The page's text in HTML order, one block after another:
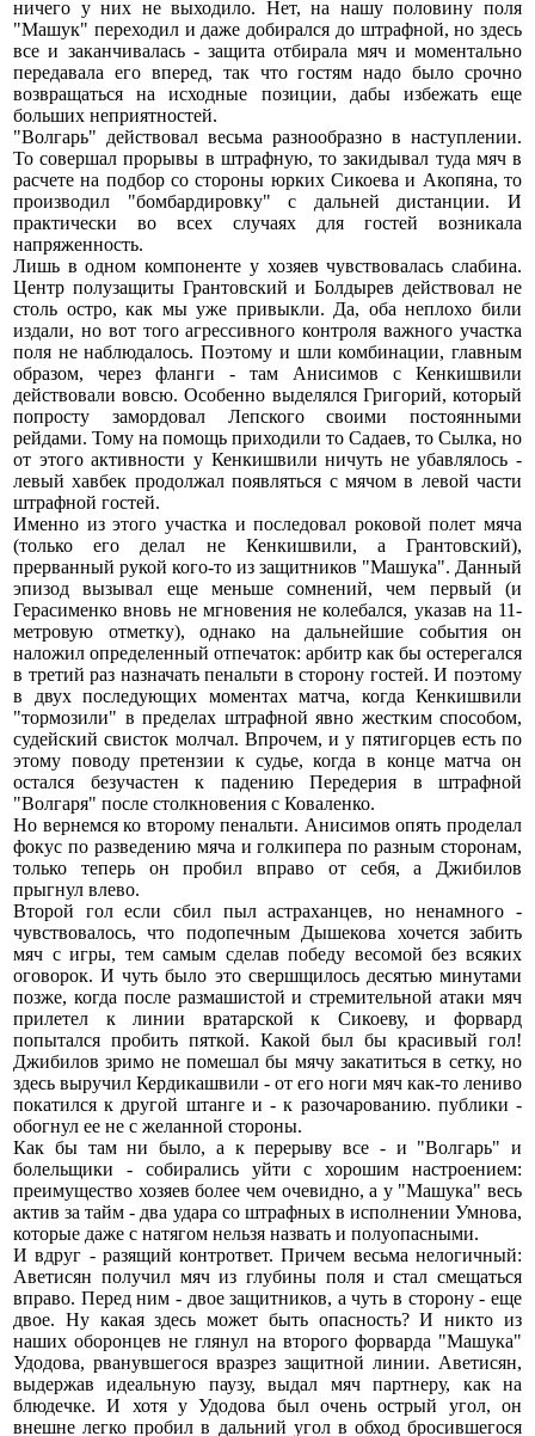
ничего у них не выходило. Нет, на нашу половину поля
"Машук" переходил и даже добирался до штрафной, но здесь
все и заканчивалась - защита отбирала мяч и моментально
передавала его вперед, так что гостям надо было срочно
возвращаться на исходные позиции, дабы избежать еще
больших неприятностей.
"Волгарь" действовал весьма разнообразно в наступлении.
То совершал прорывы в штрафную, то закидывал туда мяч в
расчете на подбор со стороны юрких Сикоева и Акопяна, то
производил "бомбардировку" с дальней дистанции. И
практически во всех случаях для гостей возникала
напряженность.
Лишь в одном компоненте у хозяев чувствовалась слабина.
Центр полузащиты Грантовский и Болдырев действовал не
столь остро, как мы уже привыкли. Да, оба неплохо били
издали, но вот того агрессивного контроля важного участка
поля не наблюдалось. Поэтому и шли комбинации, главным
образом, через фланги - там Анисимов с Кенкишвили
действовали вовсю. Особенно выделялся Григорий, который
попросту замордовал Лепского своими постоянными
рейдами. Тому на помощь приходили то Садаев, то Сылка, но
от этого активности у Кенкишвили ничуть не убавлялось -
левый хавбек продолжал появляться с мячом в левой части
штрафной гостей.
Именно из этого участка и последовал роковой полет мяча
(только его делал не Кенкишвили, а Грантовский),
прерванный рукой кого-то из защитников "Машука". Данный
эпизод вызывал еще меньше сомнений, чем первый (и
Герасименко вновь не мгновения не колебался, указав на 11-
метровую отметку), однако на дальнейшие события он
наложил определенный отпечаток: арбитр как бы остерегался
в третий раз назначать пенальти в сторону гостей. И поэтому
в двух последующих моментах матча, когда Кенкишвили
"тормозили" в пределах штрафной явно жестким способом,
судейский свисток молчал. Впрочем, и у пятигорцев есть по
этому поводу претензии к судье, когда в конце матча он
остался безучастен к падению Передерия в штрафной
"Волгаря" после столкновения с Коваленко.
Но вернемся ко второму пенальти. Анисимов опять проделал
фокус по разведению мяча и голкипера по разным сторонам,
только теперь он пробил вправо от себя, а Джибилов
прыгнул влево.
Второй гол если сбил пыл астраханцев, но ненамного -
чувствовалось, что подопечным Дышекова хочется забить
мяч с игры, тем самым сделав победу весомой без всяких
оговорок. И чуть было это свершщилось десятью минутами
позже, когда после размашистой и стремительной атаки мяч
прилетел к линии вратарской к Сикоеву, и форвард
попытался пробить пяткой. Какой был бы красивый гол!
Джибилов зримо не помешал бы мячу закатиться в сетку, но
здесь выручил Кердикашвили - от его ноги мяч как-то лениво
покатился к другой штанге и - к разочарованию. публики -
обогнул ее не с желанной стороны.
Как бы там ни было, а к перерыву все - и "Волгарь" и
болельщики - собирались уйти с хорошим настроением:
преимущество хозяев более чем очевидно, а у "Машука" весь
актив за тайм - два удара со штрафных в исполнении Умнова,
которые даже с натягом нельзя назвать и полуопасными.
И вдруг - разящий контрответ. Причем весьма нелогичный:
Аветисян получил мяч из глубины поля и стал смещаться
вправо. Перед ним - двое защитников, а чуть в сторону - еще
двое. Ну какая здесь может быть опасность? И никто из
наших оборонцев не глянул на второго форварда "Машука"
Удодова, рванувшегося вразрез защитной линии. Аветисян,
выдержав идеальную паузу, выдал мяч партнеру, как на
блюдечке. И хотя у Удодова был очень острый угол, он
внешне легко пробил в дальний угол в обход бросившегося